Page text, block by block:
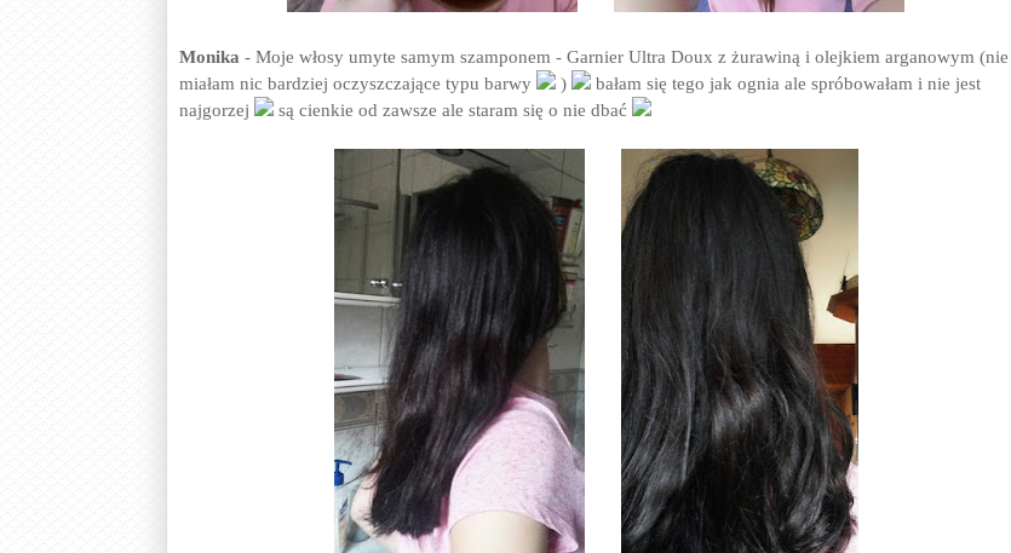
Monika - Moje włosy umyte samym szamponem - Garnier Ultra Doux z żurawiną i olejkiem arganowym (nie
miałam nic bardziej oczyszczające typu barwy
)
bałam się tego jak ognia ale spróbowałam i nie jest
najgorzej
są cienkie od zawsze ale staram się o nie dbać